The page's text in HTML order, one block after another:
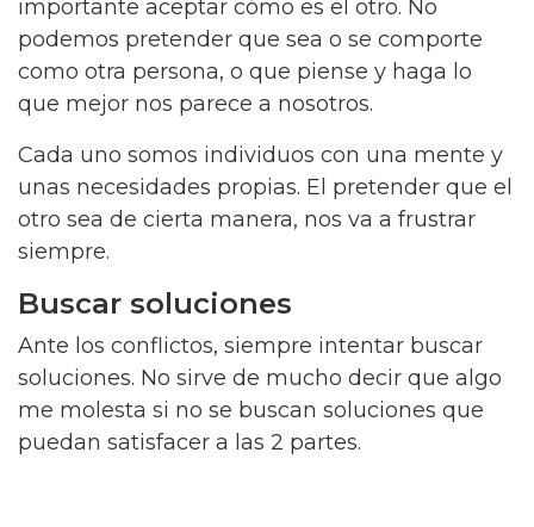
importante aceptar cómo es el otro. No
podemos pretender que sea o se comporte
como otra persona, o que piense y haga lo
que mejor nos parece a nosotros.
Cada uno somos individuos con una mente y
unas necesidades propias. El pretender que el
otro sea de cierta manera, nos va a frustrar
siempre.
Buscar soluciones
Ante los conflictos, siempre intentar buscar
soluciones. No sirve de mucho decir que algo
me molesta si no se buscan soluciones que
puedan satisfacer a las 2 partes.